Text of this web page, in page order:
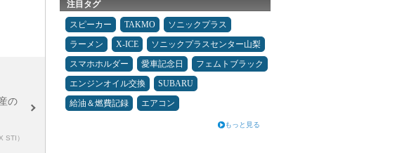
の
STI）
注目タグ
スピーカー TAKMO
ソニックプラス
ラーメン
X-ICE
ソニックプラスセンター山梨
スマホホルダー
愛車記念日
フェムトブラック
エンジンオイル交換
SUBARU
給油＆燃費記録
エアコン
もっと見る